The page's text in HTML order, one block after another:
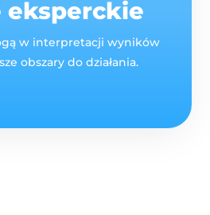
eksperckie
w interpretacji wyników
obszary do działania.